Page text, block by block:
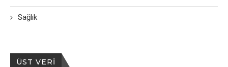
Sağlık
ÜST VERI